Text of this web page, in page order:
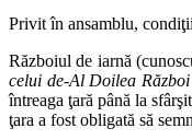
Privit în ansamblu,
Războiul de iarnă
celui de-Al Doilea
întreaga ţară până la
ţara a fost obligată să